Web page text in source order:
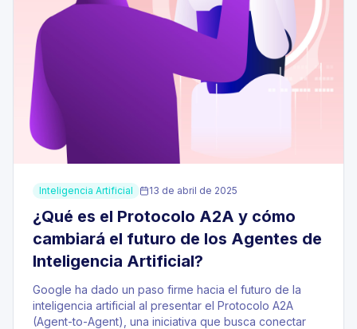
Inteligencia Artificial 13 de abril de 2025
¿Qué es el Protocolo A2A y cómo
cambiará el futuro de los Agentes de
Inteligencia Artificial?
Google ha dado un paso firme hacia el futuro de la
inteligencia artificial al presentar el Protocolo A2A
(Agent-to-Agent), una iniciativa que busca conectar